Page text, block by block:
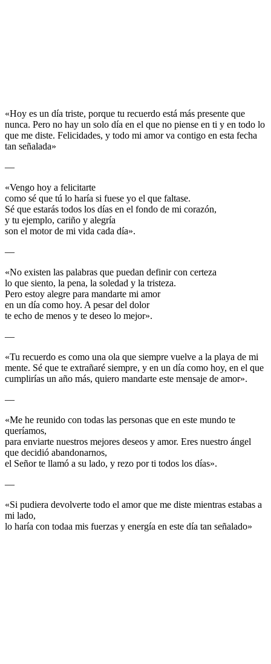
«Hoy es un día triste, porque tu recuerdo está más presente que
nunca. Pero no hay un solo día en el que no piense en ti y en todo lo
que me diste. Felicidades, y todo mi amor va contigo en esta fecha
tan señalada»
—
«Vengo hoy a felicitarte
como sé que tú lo haría si fuese yo el que faltase.
Sé que estarás todos los días en el fondo de mi corazón,
y tu ejemplo, cariño y alegría
son el motor de mi vida cada día».
—
«No existen las palabras que puedan definir con certeza
lo que siento, la pena, la soledad y la tristeza.
Pero estoy alegre para mandarte mi amor
en un día como hoy. A pesar del dolor
te echo de menos y te deseo lo mejor».
—
«Tu recuerdo es como una ola que siempre vuelve a la playa de mi
mente. Sé que te extrañaré siempre, y en un día como hoy, en el que
cumplirías un año más, quiero mandarte este mensaje de amor».
—
«Me he reunido con todas las personas que en este mundo te
queríamos,
para enviarte nuestros mejores deseos y amor. Eres nuestro ángel
que decidió abandonarnos,
el Señor te llamó a su lado, y rezo por ti todos los días».
—
«Si pudiera devolverte todo el amor que me diste mientras estabas a
mi lado,
lo haría con todaa mis fuerzas y energía en este día tan señalado»